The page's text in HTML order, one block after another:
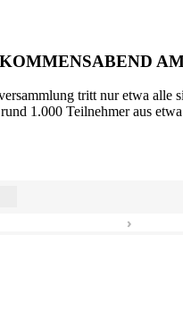
tritt nur etwa alle
1.000 Teilnehmer aus
›